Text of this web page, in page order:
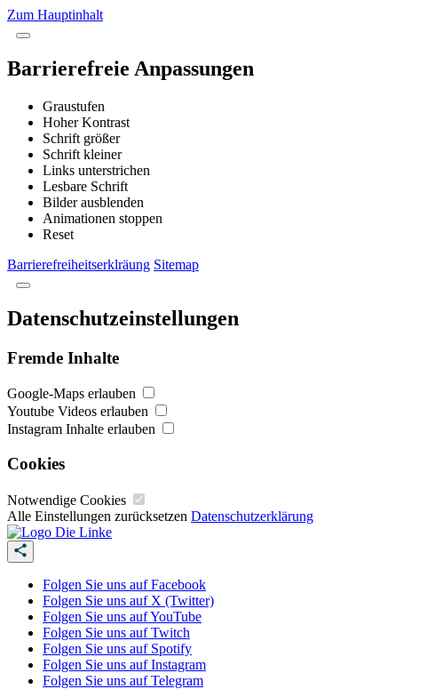
Zum Hauptinhalt
Barrierefreie Anpassungen
Graustufen
Hoher Kontrast
Schrift größer
Schrift kleiner
Links unterstrichen
Lesbare Schrift
Bilder ausblenden
Animationen stoppen
Reset
Barrierefreiheitserklräung Sitemap
Datenschutzeinstellungen
Fremde Inhalte
Google-Maps erlauben
Youtube Videos erlauben
Instagram Inhalte erlauben
Cookies
Notwendige Cookies
Alle Einstellungen zurücksetzen Datenschutzerklärung
Folgen Sie uns auf Facebook
Folgen Sie uns auf X (Twitter)
Folgen Sie uns auf YouTube
Folgen Sie uns auf Twitch
Folgen Sie uns auf Spotify
Folgen Sie uns auf Instagram
Folgen Sie uns auf Telegram